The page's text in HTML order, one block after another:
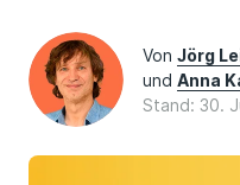
Von Jörg
und Anna
Stand: 30.